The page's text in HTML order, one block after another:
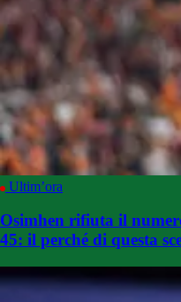
Ultim’ora
Osimhen rifiuta il
45: il perché di questa